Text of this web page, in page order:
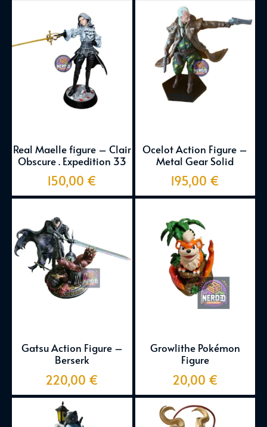
Real Maelle figure – Clair
Obscure . Expedition 33
150,00 €
Ocelot Action Figure –
Metal Gear Solid
195,00 €
Gatsu Action Figure –
Berserk
220,00 €
Growlithe Pokémon
Figure
20,00 €